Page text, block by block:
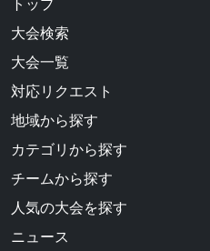
トップ
大会検索
大会一覧
対応リクエスト
地域から探す
カテゴリから探す
チームから探す
人気の大会を探す
ニュース